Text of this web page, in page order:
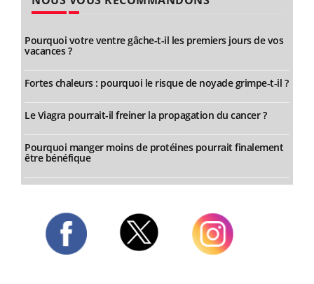
Pourquoi votre ventre gâche-t-il les premiers jours de vos
vacances ?
Fortes chaleurs : pourquoi le risque de noyade grimpe-t-il ?
Le Viagra pourrait-il freiner la propagation du cancer ?
Pourquoi manger moins de protéines pourrait finalement
être bénéfique